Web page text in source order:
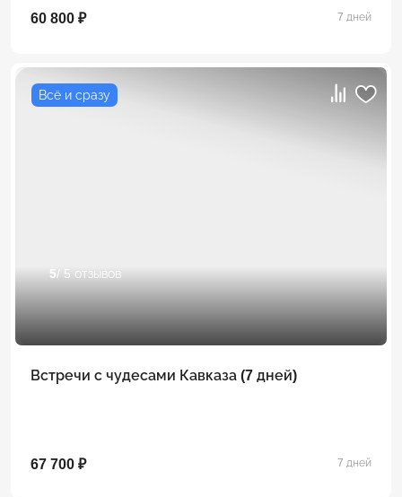
60 800 ₽ 7 дней
Всё и сразу
5/ 5 отзывов
Встречи с чудесами Кавказа (7 дней)
67 700 ₽ 7 дней